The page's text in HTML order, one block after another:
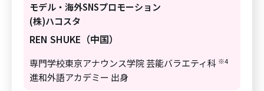
モデル・海外SNSプロモーション
(株)ハコスタ
REN SHUKE（中国）
専門学校東京アナウンス学院 芸能バラエティ科 ※4
進和外語アカデミー 出身